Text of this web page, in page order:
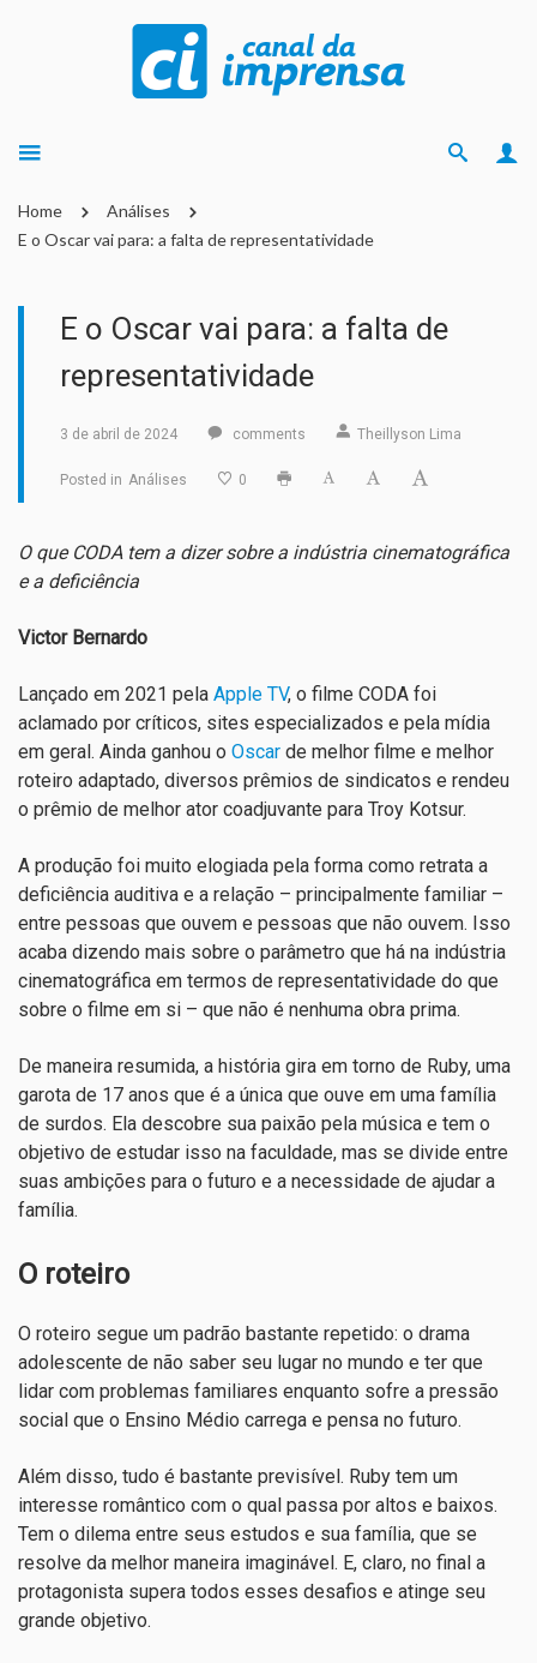
Home
Análises
E o Oscar vai para: a falta de representatividade
E o Oscar vai para: a falta de
representatividade
3 de abril de 2024 comments Theillyson Lima
Posted in Análises 0
O que CODA tem a dizer sobre a indústria cinematográfica
e a deficiência
Victor Bernardo
Lançado em 2021 pela Apple TV, o filme CODA foi
aclamado por críticos, sites especializados e pela mídia
em geral. Ainda ganhou o Oscar de melhor filme e melhor
roteiro adaptado, diversos prêmios de sindicatos e rendeu
o prêmio de melhor ator coadjuvante para Troy Kotsur.
A produção foi muito elogiada pela forma como retrata a
deficiência auditiva e a relação – principalmente familiar –
entre pessoas que ouvem e pessoas que não ouvem. Isso
acaba dizendo mais sobre o parâmetro que há na indústria
cinematográfica em termos de representatividade do que
sobre o filme em si – que não é nenhuma obra prima.
De maneira resumida, a história gira em torno de Ruby, uma
garota de 17 anos que é a única que ouve em uma família
de surdos. Ela descobre sua paixão pela música e tem o
objetivo de estudar isso na faculdade, mas se divide entre
suas ambições para o futuro e a necessidade de ajudar a
família.
O roteiro
O roteiro segue um padrão bastante repetido: o drama
adolescente de não saber seu lugar no mundo e ter que
lidar com problemas familiares enquanto sofre a pressão
social que o Ensino Médio carrega e pensa no futuro.
Além disso, tudo é bastante previsível. Ruby tem um
interesse romântico com o qual passa por altos e baixos.
Tem o dilema entre seus estudos e sua família, que se
resolve da melhor maneira imaginável. E, claro, no final a
protagonista supera todos esses desafios e atinge seu
grande objetivo.